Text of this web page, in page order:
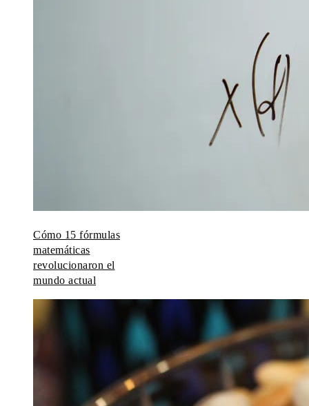
Cómo 15 fórmulas
matemáticas
revolucionaron el
mundo actual